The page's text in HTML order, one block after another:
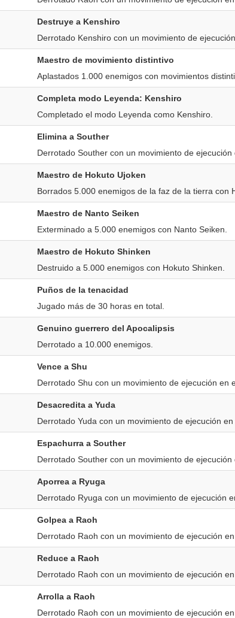
Destruye a Kenshiro
Derrotado Kenshiro con un movimiento de
Maestro de movimiento distintivo
Aplastados 1.000 enemigos con movimientos
Completa modo Leyenda: Kenshiro
Completado el modo Leyenda como Kenshiro.
Elimina a Souther
Derrotado Souther con un movimiento de
Maestro de Hokuto Ujoken
Borrados 5.000 enemigos de la faz de la tierra con
Maestro de Nanto Seiken
Exterminado a 5.000 enemigos con Nanto Seiken.
Maestro de Hokuto Shinken
Destruido a 5.000 enemigos con Hokuto Shinken.
Puños de la tenacidad
Jugado más de 30 horas en total.
Genuino guerrero del Apocalipsis
Derrotado a 10.000 enemigos.
Vence a Shu
Derrotado Shu con un movimiento de ejecución en
Desacredita a Yuda
Derrotado Yuda con un movimiento de ejecución
Espachurra a Souther
Derrotado Souther con un movimiento de
Aporrea a Ryuga
Derrotado Ryuga con un movimiento de ejecución
Golpea a Raoh
Derrotado Raoh con un movimiento de ejecución
Reduce a Raoh
Derrotado Raoh con un movimiento de ejecución
Arrolla a Raoh
Derrotado Raoh con un movimiento de ejecución